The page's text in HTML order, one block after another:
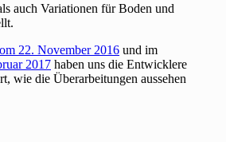
auch Variationen für Boden und
22. November 2016 und im
2017 haben uns die Entwicklere
wie die Überarbeitungen aussehen